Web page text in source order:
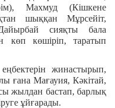
Махмуд (Кішкене
шыққан Мұрсейіт,
сияқты бала
көп көшіріп, таратып
жинастырып,
ғана Мағауия, Кәкітай,
жылдан бастап, барлық
ұйғарады.